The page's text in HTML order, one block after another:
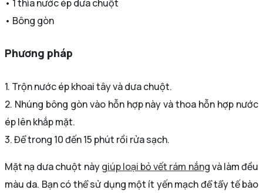
• 1 thìa nước ép dưa chuột
• Bông gòn
Phương pháp
1. Trộn nước ép khoai tây và dưa chuột.
2. Nhúng bông gòn vào hỗn hợp này và thoa hỗn hợp nước
ép lên khắp mặt.
3. Để trong 10 đến 15 phút rồi rửa sạch.
Mặt nạ dưa chuột nàygiúp loại bỏ vết rám nắngvà làm đều
màu da. Bạn có thể sử dụng một ít yến mạch để tẩy tế bào